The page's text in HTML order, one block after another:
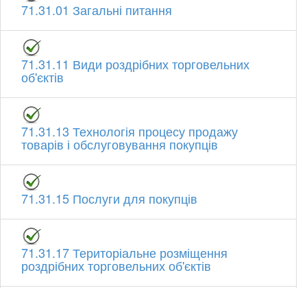
71.31.01 Загальні питання
71.31.11 Види роздрібних торговельних
об'єктів
71.31.13 Технологія процесу продажу
товарів і обслуговування покупців
71.31.15 Послуги для покупців
71.31.17 Територіальне розміщення
роздрібних торговельних об'єктів